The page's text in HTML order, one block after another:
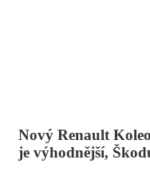
Nový Renault
je výhodnější,